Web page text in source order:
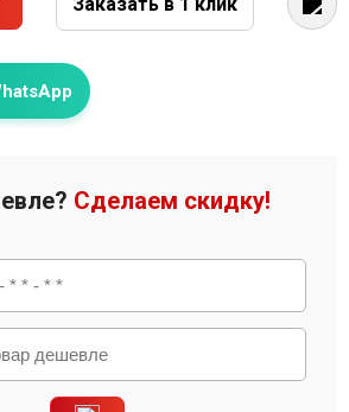
Сделаем скидку!